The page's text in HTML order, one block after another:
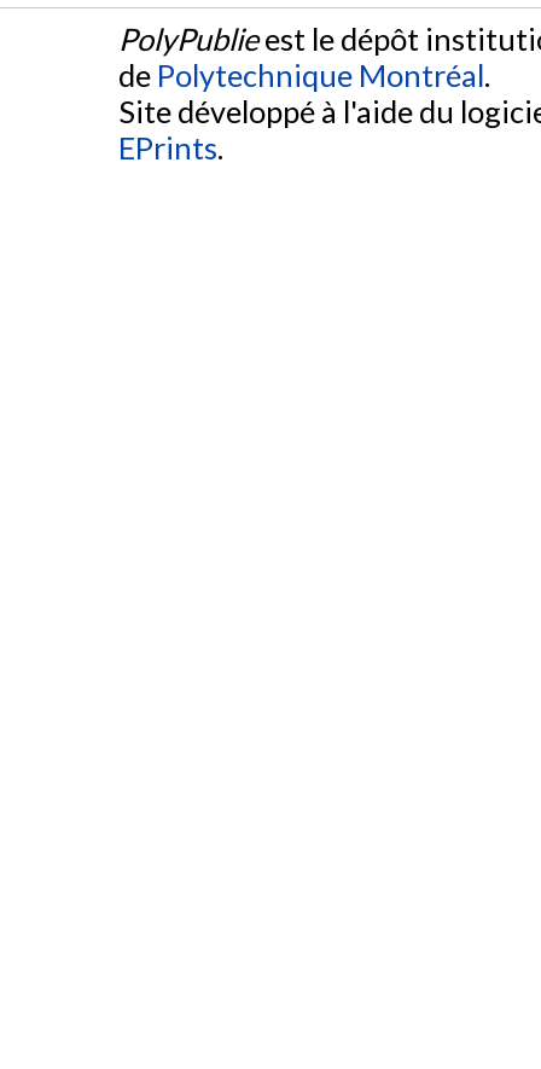
PolyPublieest le dépôt
de Polytechnique Montréal.
Site développé à l'aide du
EPrints.